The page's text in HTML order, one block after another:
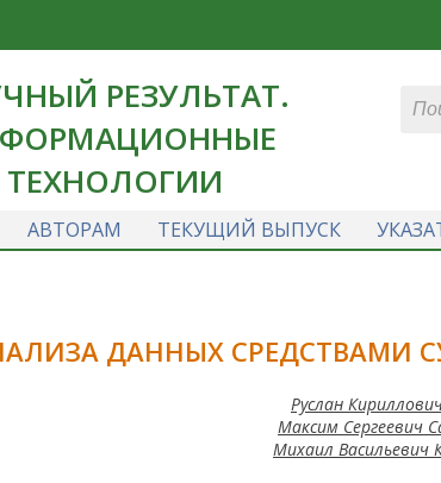
РЕЗУЛЬТАТ.
ТЕХНОЛОГИИ
АВТОРАМ ТЕКУЩИЙ ВЫПУСК
ДАННЫХ СРЕДСТВАМИ
Руслан
Максим Сергеевич
Михаил Васильевич